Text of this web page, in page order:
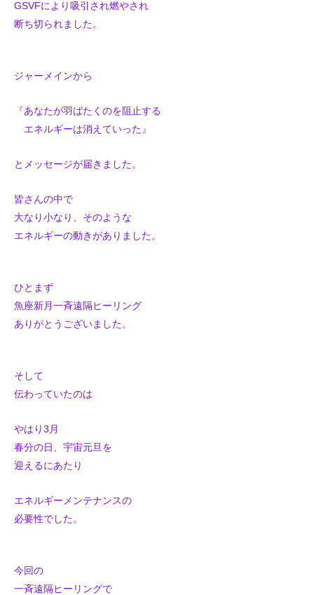
GSVFにより吸引され燃やされ
断ち切られました。
ジャーメインから
『あなたが羽ばたくのを阻止する
エネルギーは消えていった』
とメッセージが届きました。
皆さんの中で
大なり小なり、そのような
エネルギーの動きがありました。
ひとまず
魚座新月一斉遠隔ヒーリング
ありがとうございました。
そして
伝わっていたのは
やはり3月
春分の日、宇宙元旦を
迎えるにあたり
エネルギーメンテナンスの
必要性でした。
今回の
一斉遠隔ヒーリングで